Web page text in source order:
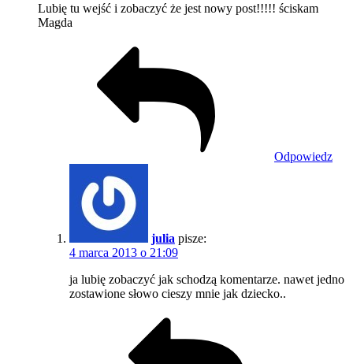
Lubię tu wejść i zobaczyć że jest nowy post!!!!! ściskam
Magda
Odpowiedz
julia pisze:
4 marca 2013 o 21:09
ja lubię zobaczyć jak schodzą komentarze. nawet jedno
zostawione słowo cieszy mnie jak dziecko..